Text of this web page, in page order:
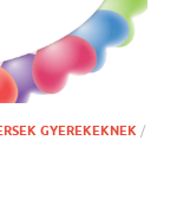
GYEREKEKNEK /